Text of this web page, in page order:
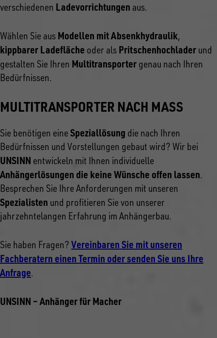
verschiedenen Ladevorrichtungen aus.
Wählen Sie aus Modellen mit Absenkhydraulik,
kippbarer Ladefläche oder als Pritschenhochlader und
gestalten Sie Ihren Multitransporter genau nach Ihren
Bedürfnissen.
MULTITRANSPORTER NACH MASS
Sie benötigen eine Speziallösung die nach Ihren
Bedürfnissen und Vorstellungen gebaut wird? Wir bei
UNSINN entwickeln mit Ihnen individuelle
Anhängerlösungen die keine Wünsche offen lassen.
Besprechen Sie Ihre Anforderungen mit unseren
Spezialisten und profitieren Sie von unserer
jahrzehntelangen Erfahrung im Anhängerbau.
Sie haben Fragen? Vereinbaren Sie mit unseren
Fachberatern einen Termin oder senden Sie uns Ihre
Anfrage.
UNSINN – Anhänger für Macher